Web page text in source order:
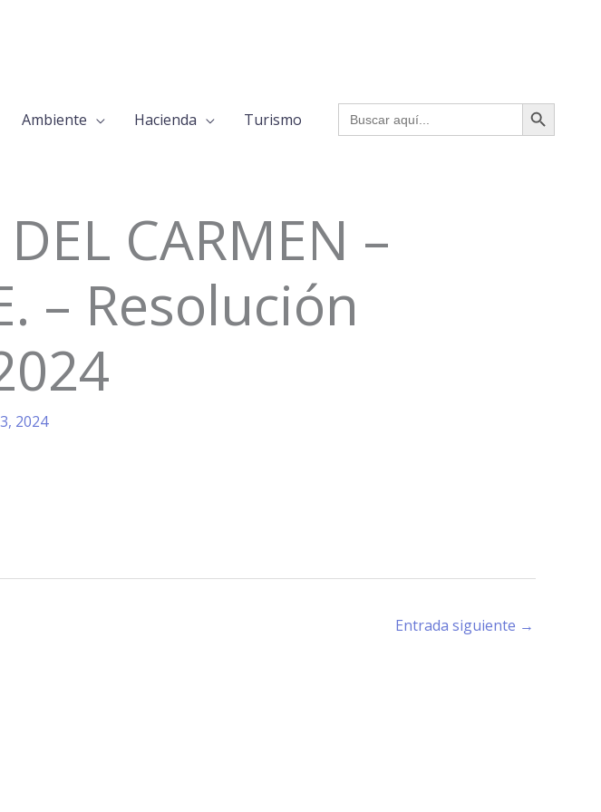
Ambiente Hacienda Turismo Buscar: BOTÓN DE BÚSQUEDA
CARMEN –
– Resolución
2024
Entrada siguiente →